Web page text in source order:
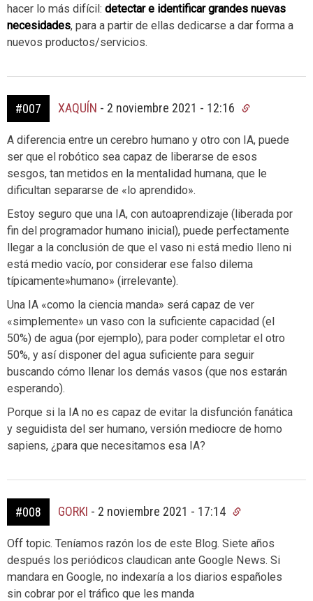
hacer lo más difícil: detectar e identificar grandes nuevas
necesidades, para a partir de ellas dedicarse a dar forma a
nuevos productos/servicios.
#007 XAQUÍN - 2 noviembre 2021 - 12:16
A diferencia entre un cerebro humano y otro con IA, puede
ser que el robótico sea capaz de liberarse de esos
sesgos, tan metidos en la mentalidad humana, que le
dificultan separarse de «lo aprendido».
Estoy seguro que una IA, con autoaprendizaje (liberada por
fin del programador humano inicial), puede perfectamente
llegar a la conclusión de que el vaso ni está medio lleno ni
está medio vacío, por considerar ese falso dilema
típicamente»humano» (irrelevante).
Una IA «como la ciencia manda» será capaz de ver
«simplemente» un vaso con la suficiente capacidad (el
50%) de agua (por ejemplo), para poder completar el otro
50%, y así disponer del agua suficiente para seguir
buscando cómo llenar los demás vasos (que nos estarán
esperando).
Porque si la IA no es capaz de evitar la disfunción fanática
y seguidista del ser humano, versión mediocre de homo
sapiens, ¿para que necesitamos esa IA?
#008 GORKI - 2 noviembre 2021 - 17:14
Off topic. Teníamos razón los de este Blog. Siete años
después los periódicos claudican ante Google News. Si
mandara en Google, no indexaría a los diarios españoles
sin cobrar por el tráfico que les manda